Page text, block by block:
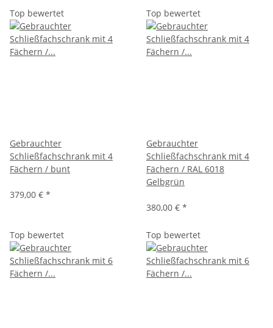
Top bewertet
Gebrauchter
Schließfachschrank mit 4
Fächern / bunt
379,00 € *
Top bewertet
Gebrauchter
Schließfachschrank mit 4
Fächern / RAL 6018
Gelbgrün
380,00 € *
Top bewertet Top bewertet